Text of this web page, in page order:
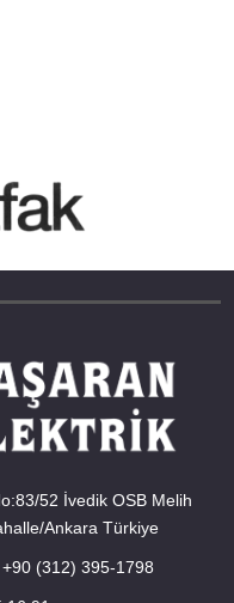
52 İvedik OSB Melih
Ankara Türkiye
+90 (312) 395-1798